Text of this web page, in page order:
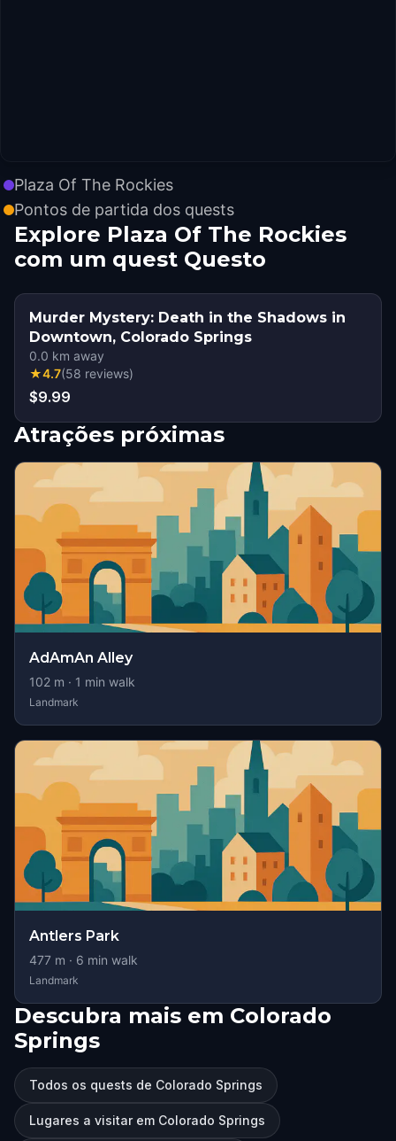
Plaza Of The Rockies
Pontos de partida dos quests
Explore Plaza Of The Rockies
com um quest Questo
Murder Mystery: Death in the Shadows in
Downtown, Colorado Springs
0.0 km away
★4.7(58 reviews)
$9.99
Atrações próximas
AdAmAn Alley
102 m · 1 min walk
Landmark
Antlers Park
477 m · 6 min walk
Landmark
Descubra mais em Colorado
Springs
Todos os quests de Colorado Springs
Lugares a visitar em Colorado Springs